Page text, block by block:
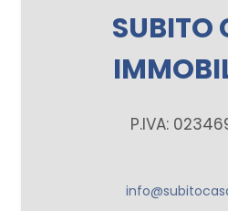
SUBITO
P.IVA: